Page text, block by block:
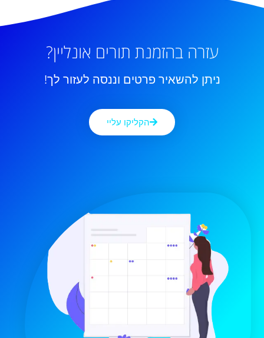
עזרה בהזמנת תורים אונליין?
ניתן להשאיר פרטים וננסה לעזור לך!
הקליקו עליי